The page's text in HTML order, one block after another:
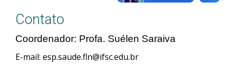
Contato
Coordenador: Profa. Suélen Saraiva
E-mail: esp.saude.fln@ifsc.edu.br